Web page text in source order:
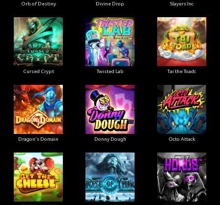
Orb of Destiny Divine Drop Slayers Inc
Cursed Crypt Twisted Lab Tai the Toadc
Dragon's Domain Donny Dough Octo Attack